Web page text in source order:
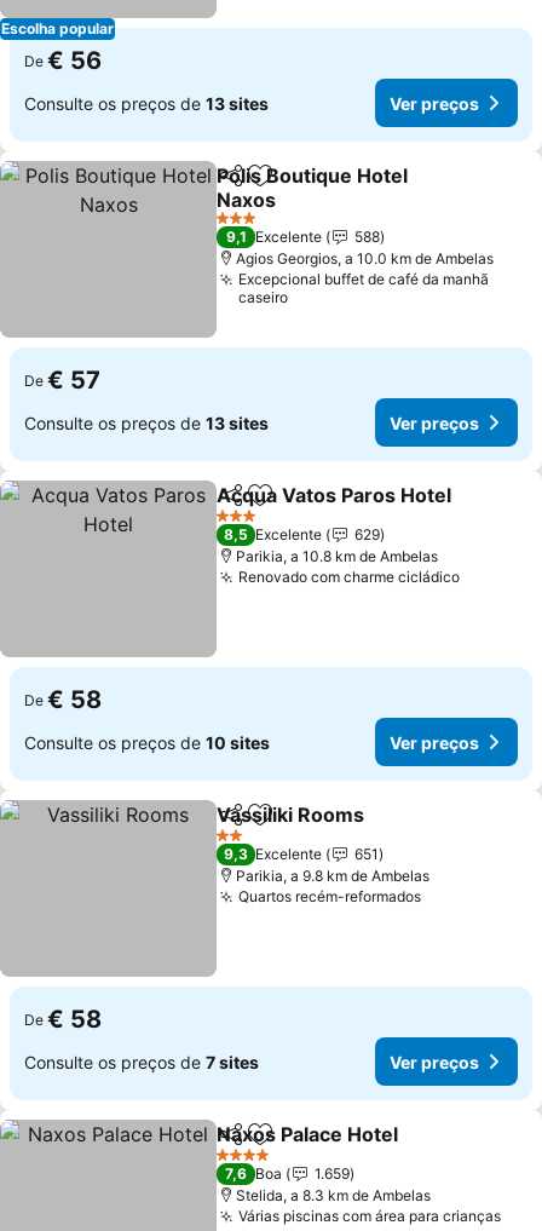
Escolha popular
De € 56
Consulte os preços de 13 sites Ver preços
PartilharAdicionar aos favoritos
Polis Boutique Hotel
Naxos
Ver preços
3 Estrelas
9,1 Excelente
588
Agios Georgios, a 10.0 km de Ambelas
Excepcional buffet de café da manhã
caseiro
De € 57
Consulte os preços de 13 sites Ver preços
PartilharAdicionar aos favoritos
Acqua Vatos Paros Hotel
3 Estrelas
8,5 Excelente
629
Parikia, a 10.8 km de Ambelas
Renovado com charme cicládicoVer
De € 58
Consulte os preços de 10 sites Ver preços
PartilharAdicionar aos favoritos
Vassiliki Rooms
2 Estrelas
9,3 Excelente
651
Parikia, a 9.8 km de Ambelas
Quartos recém-reformadosVer preços
De € 58
Consulte os preços de 7 sites Ver preços
PartilharAdicionar aos favoritos
Naxos Palace Hotel
4 Estrelas
7,6 Boa
1.659
Stelida, a 8.3 km de Ambelas
Várias piscinas com área para criançasVer